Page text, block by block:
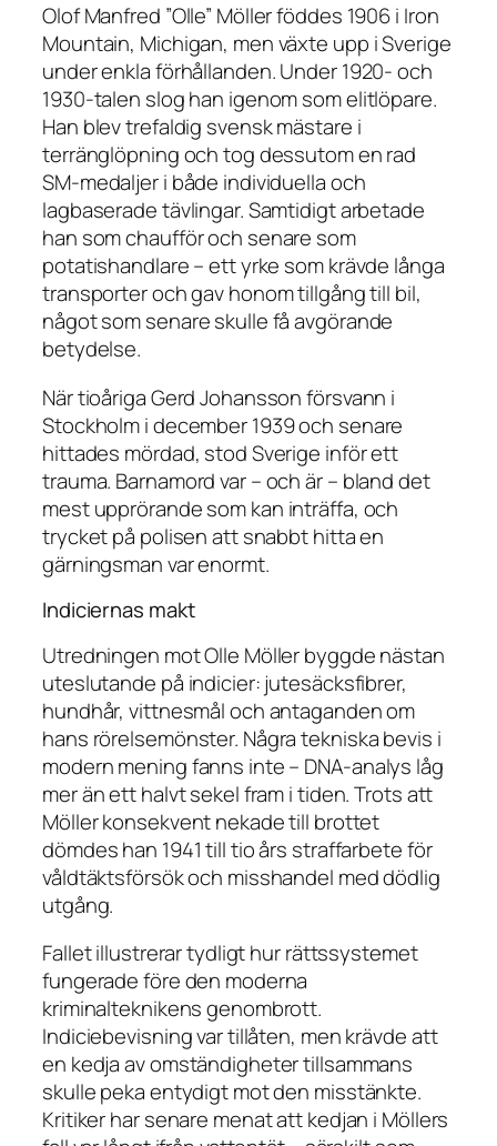
Olof Manfred ”Olle” Möller föddes 1906 i Iron
Mountain, Michigan, men växte upp i Sverige
under enkla förhållanden. Under 1920- och
1930-talen slog han igenom som elitlöpare.
Han blev trefaldig svensk mästare i
terränglöpning och tog dessutom en rad
SM-medaljer i både individuella och
lagbaserade tävlingar. Samtidigt arbetade
han som chaufför och senare som
potatishandlare – ett yrke som krävde långa
transporter och gav honom tillgång till bil,
något som senare skulle få avgörande
betydelse.
När tioåriga Gerd Johansson försvann i
Stockholm i december 1939 och senare
hittades mördad, stod Sverige inför ett
trauma. Barnamord var – och är – bland det
mest upprörande som kan inträffa, och
trycket på polisen att snabbt hitta en
gärningsman var enormt.
Indiciernas makt
Utredningen mot Olle Möller byggde nästan
uteslutande på indicier: jutesäcksfibrer,
hundhår, vittnesmål och antaganden om
hans rörelsemönster. Några tekniska bevis i
modern mening fanns inte – DNA-analys låg
mer än ett halvt sekel fram i tiden. Trots att
Möller konsekvent nekade till brottet
dömdes han 1941 till tio års straffarbete för
våldtäktsförsök och misshandel med dödlig
utgång.
Fallet illustrerar tydligt hur rättssystemet
fungerade före den moderna
kriminalteknikens genombrott.
Indiciebevisning var tillåten, men krävde att
en kedja av omständigheter tillsammans
skulle peka entydigt mot den misstänkte.
Kritiker har senare menat att kedjan i Möllers